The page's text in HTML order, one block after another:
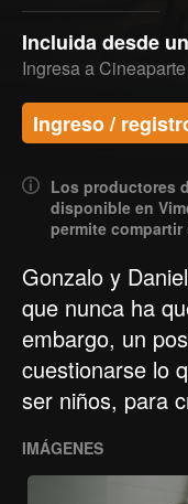
Incluida desde
Ingresa a
Ingreso /
Los productores
disponible en
permite
Gonzalo y
que nunca ha
embargo, un
cuestionarse lo
ser niños, para
IMÁGENES